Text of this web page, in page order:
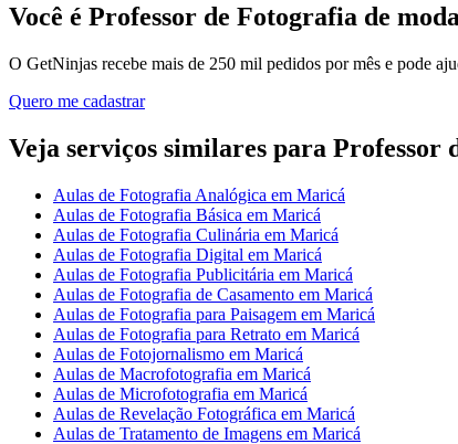
Você é Professor de Fotografia de
O GetNinjas recebe mais de 250 mil pedidos por mês e pode
Quero me cadastrar
Veja serviços similares para Professor
Aulas de Fotografia Analógica em Maricá
Aulas de Fotografia Básica em Maricá
Aulas de Fotografia Culinária em Maricá
Aulas de Fotografia Digital em Maricá
Aulas de Fotografia Publicitária em Maricá
Aulas de Fotografia de Casamento em Maricá
Aulas de Fotografia para Paisagem em Maricá
Aulas de Fotografia para Retrato em Maricá
Aulas de Fotojornalismo em Maricá
Aulas de Macrofotografia em Maricá
Aulas de Microfotografia em Maricá
Aulas de Revelação Fotográfica em Maricá
Aulas de Tratamento de Imagens em Maricá